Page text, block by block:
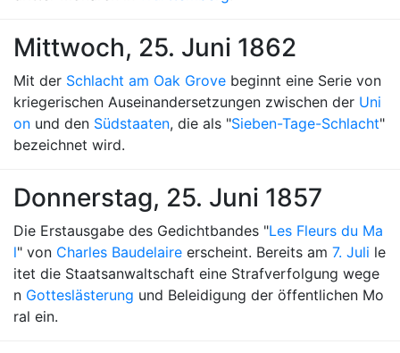
Mittwoch, 25. Juni 1862
Mit der Schlacht am Oak Grove beginnt eine Serie von
kriegerischen Auseinandersetzungen zwischen der Uni
on und den Südstaaten, die als "Sieben-Tage-Schlacht"
bezeichnet wird.
Donnerstag, 25. Juni 1857
Die Erstausgabe des Gedichtbandes "Les Fleurs du Ma
l" von Charles Baudelaire erscheint. Bereits am 7. Juli le
itet die Staatsanwaltschaft eine Strafverfolgung wege
n Gotteslästerung und Beleidigung der öffentlichen Mo
ral ein.